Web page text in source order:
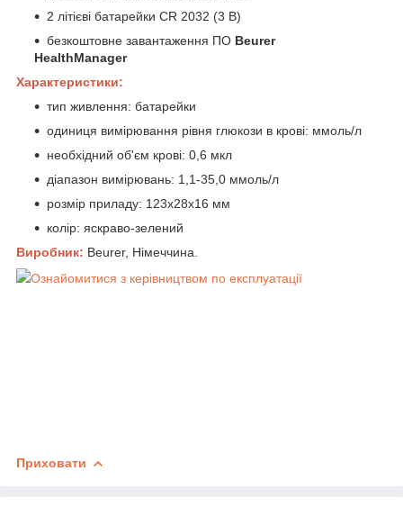
2 літієві батарейки CR 2032 (3 В)
безкоштовне завантаження ПО Beurer
HealthManager
Характеристики:
тип живлення: батарейки
одиниця вимірювання рівня глюкози в крові: ммоль/л
необхідний об'єм крові: 0,6 мкл
діапазон вимірювань: 1,1-35,0 ммоль/л
розмір приладу: 123х28х16 мм
колір: яскраво-зелений
Виробник: Beurer, Німеччина.
Ознайомитися з керівництвом по експлуатації
Приховати